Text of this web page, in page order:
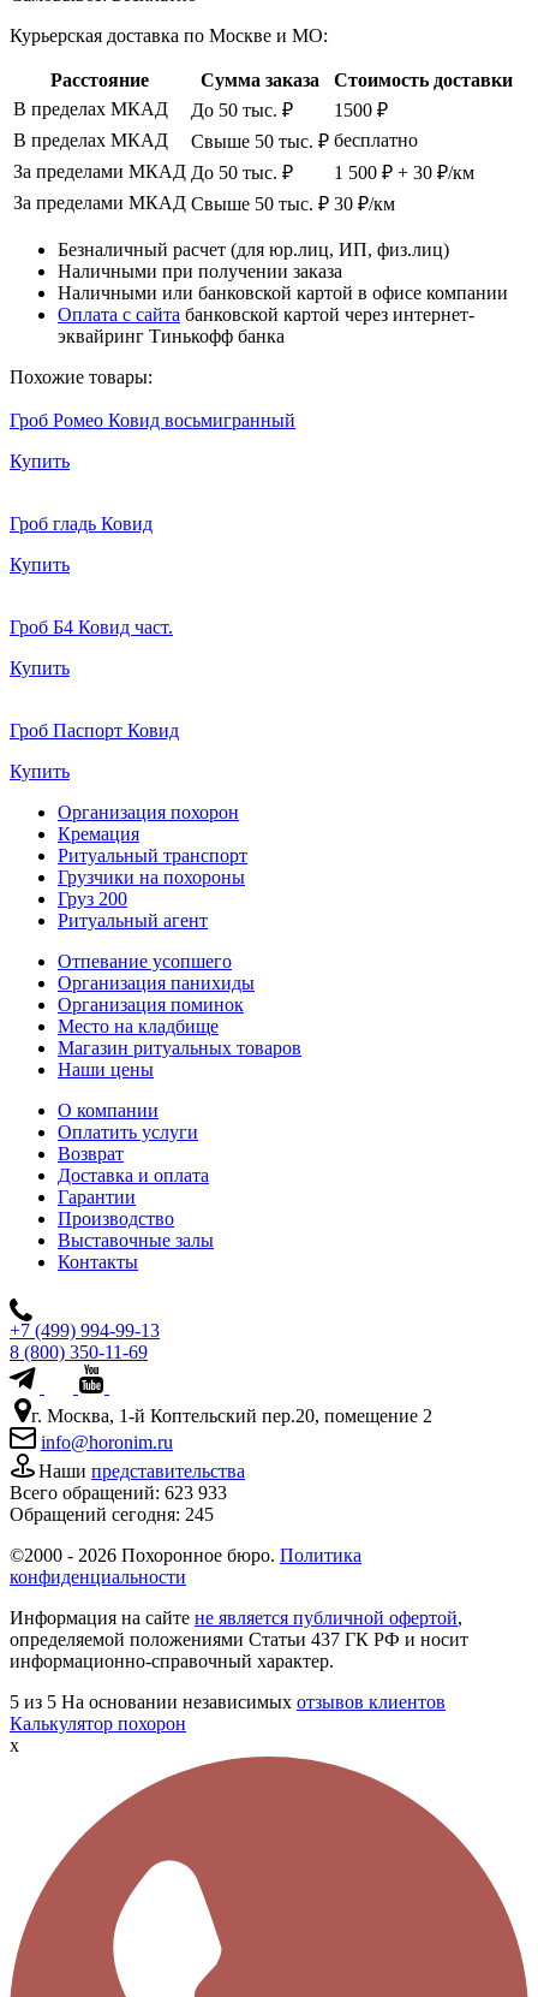
Курьерская доставка по Москве и МО:
Расстояние Сумма заказа
Стоимость доставки
В пределах МКАД
До 50 тыс. ₽
1500 ₽
В пределах МКАД
Свыше 50 тыс. ₽ бесплатно
За пределами МКАД До 50 тыс. ₽
1 500 ₽ + 30 ₽/км
За пределами МКАД Свыше 50 тыс. ₽ 30 ₽/км
Безналичный расчет (для юр.лиц, ИП, физ.лиц)
Наличными при получении заказа
Наличными или банковской картой в офисе компании
Оплата с сайта банковской картой через интернет-
эквайринг Тинькофф банка
Похожие товары:
Гроб Ромео Ковид восьмигранный
Купить
Гроб гладь Ковид
Купить
Гроб Б4 Ковид част.
Купить
Гроб Паспорт Ковид
Купить
Организация похорон
Кремация
Ритуальный транспорт
Грузчики на похороны
Груз 200
Ритуальный агент
Отпевание усопшего
Организация панихиды
Организация поминок
Место на кладбище
Магазин ритуальных товаров
Наши цены
О компании
Оплатить услуги
Возврат
Доставка и оплата
Гарантии
Производство
Выставочные залы
Контакты
+7 (499) 994-99-13
8 (800) 350-11-69
г. Москва, 1-й Коптельский пер.20, помещение 2
info@horonim.ru
Наши представительства
Всего обращений: 623 933
Обращений сегодня: 245
©2000 - 2026 Похоронное бюро. Политика
конфиденциальности
Информация на сайте не является публичной офертой,
определяемой положениями Статьи 437 ГК РФ и носит
информационно-справочный характер.
5 из 5 На основании независимых отзывов клиентов
Калькулятор похорон
x